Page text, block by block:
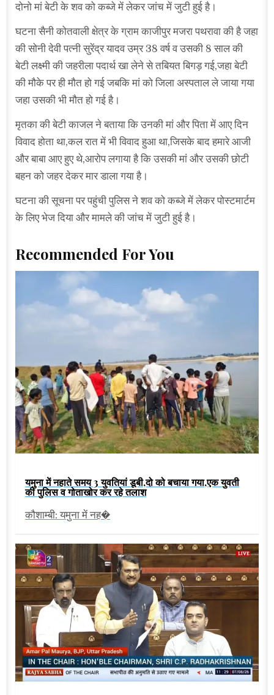
दोनो मां बेटी के शव को कब्जे में लेकर जांच में जुटी हुई है।
घटना सैनी कोतवाली क्षेत्र के ग्राम काजीपुर मजरा पथरावा की है जहा
की सोनी देवी पत्नी सुरेंद्र यादव उम्र 38 वर्ष व उसकी 8 साल की
बेटी लक्ष्मी की जहरीला पदार्थ खा लेने से तबियत बिगड़ गई,जहा बेटी
की मौके पर ही मौत हो गई जबकि मां को जिला अस्पताल ले जाया गया
जहा उसकी भी मौत हो गई है।
मृतका की बेटी काजल ने बताया कि उनकी मां और पिता में आए दिन
विवाद होता था,कल रात में भी विवाद हुआ था,जिसके बाद हमारे आजी
और बाबा आए हुए थे,आरोप लगाया है कि उसकी मां और उसकी छोटी
बहन को जहर देकर मार डाला गया है।
घटना की सूचना पर पहुंची पुलिस ने शव को कब्जे में लेकर पोस्टमार्टम
के लिए भेज दिया और मामले की जांच में जुटी हुई है।
Recommended For You
यमुना में नहाते समय 3 युवतियां डूबी,दो को बचाया गया,एक युवती
की पुलिस व गोताखोर कर रहे तलाश
कौशाम्बी: यमुना में नह�